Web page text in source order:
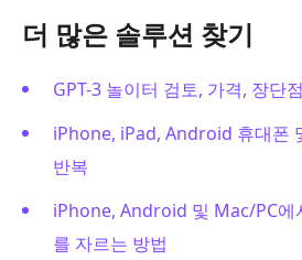
더 많은 솔루션 찾기
GPT-3 놀이터 검토, 가격, 장단
iPhone, iPad, Android 휴대폰
반복
iPhone, Android 및 Mac/PC에
를 자르는 방법